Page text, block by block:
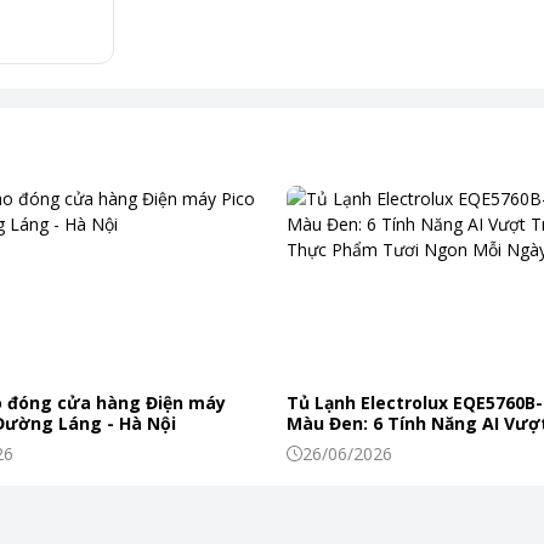
và tiết kiệm điện hiệu quả hơn. Điều này không
đóng cửa hàng Điện máy
Láng - Hà Nội
Tủ Lạnh Electrolux
Màu Đen: 6 Tính Năng AI
Khiến Thực Phẩm Tươi Ngon
26/06/2026